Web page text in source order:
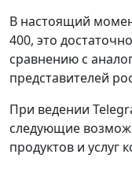
В настоящий
400, это
сравнению с
представителей
При ведении
следующие
продуктов и услуг